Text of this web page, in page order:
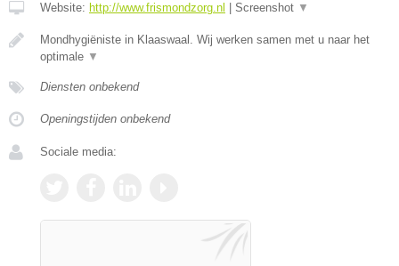
Website: http://www.frismondzorg.nl Screenshot ▼
Mondhygiëniste in Klaaswaal. Wij werken samen met u naar het
optimale ▼
Diensten onbekend
Openingstijden onbekend
Sociale media: